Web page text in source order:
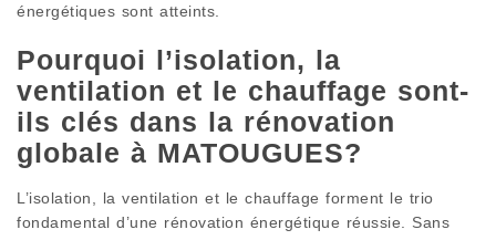
énergétiques sont atteints.
Pourquoi l’isolation, la
ventilation et le chauffage sont-
ils clés dans la rénovation
globale à MATOUGUES?
L’isolation, la ventilation et le chauffage forment le trio
fondamental d’une rénovation énergétique réussie. Sans